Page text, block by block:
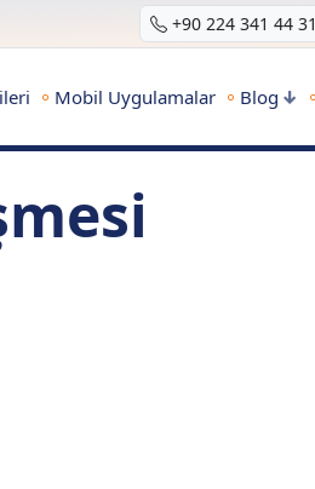
+90 224 341 44 31
Mobil Uygulamalar Blog